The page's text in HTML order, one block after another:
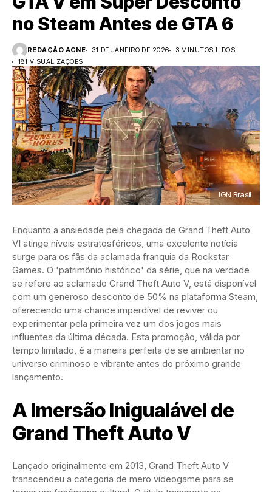
no Steam Antes de GTA 6
REDAÇÃO ACNE 31 DE JANEIRO DE 2026
3 MINUTOS LIDOS
181 VISUALIZAÇÕES
IGN Brasil
Enquanto a ansiedade pela chegada de Grand Theft Auto
VI atinge níveis estratosféricos, uma excelente notícia
surge para os fãs da aclamada franquia da Rockstar
Games. O 'patrimônio histórico' da série, que na verdade
se refere ao aclamado Grand Theft Auto V, está disponível
com um generoso desconto de 50% na plataforma Steam,
oferecendo uma chance imperdível de reviver ou
experimentar pela primeira vez um dos jogos mais
influentes da última década. Esta promoção, válida por
tempo limitado, é a maneira perfeita de se ambientar no
universo criminoso e vibrante antes do próximo grande
lançamento.
A Imersão Inigualável de
Grand Theft Auto V
Lançado originalmente em 2013, Grand Theft Auto V
transcendeu a categoria de mero videogame para se